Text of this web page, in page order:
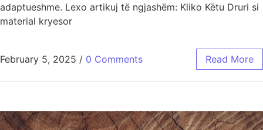
adaptueshme. Lexo artikuj të ngjashëm: Kliko Këtu Druri si
material kryesor
February 5, 2025 / 0 Comments Read More